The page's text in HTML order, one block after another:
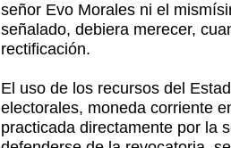
señor Evo Morales ni el
señalado, debiera merecer,
rectificación.
El uso de los recursos del
electorales, moneda corriente
practicada directamente por la